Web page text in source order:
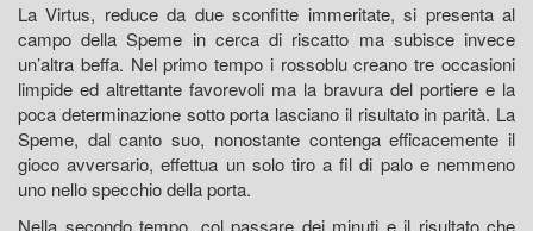
La Virtus, reduce da due sconfitte immeritate, si presenta al
campo della Speme in cerca di riscatto ma subisce invece
un’altra beffa. Nel primo tempo i rossoblu creano tre occasioni
limpide ed altrettante favorevoli ma la bravura del portiere e la
poca determinazione sotto porta lasciano il risultato in parità. La
Speme, dal canto suo, nonostante contenga efficacemente il
gioco avversario, effettua un solo tiro a fil di palo e nemmeno
uno nello specchio della porta.